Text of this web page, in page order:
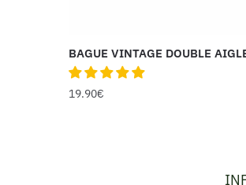
BAGUE VINTAGE DOUBLE
19.90€